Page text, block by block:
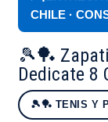
CHILE ·
🎾🏓
Dedicate 8
🎾🏓 TENIS Y